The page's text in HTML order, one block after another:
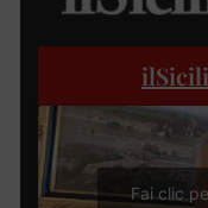
Fai clic